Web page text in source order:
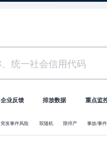
企业反馈 排放数据 重点监
突发事件风险 双随机 限停产 事故/事件